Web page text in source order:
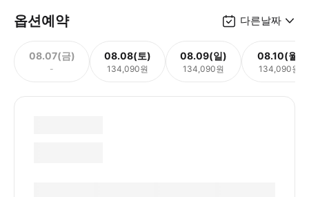
옵션예약 다른날짜
08.07(금)
-
08.08(토)
134,090원
08.09(일)
134,090원
08.10(월)
134,090원